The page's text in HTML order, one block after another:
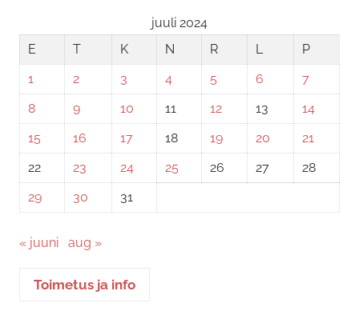
juuli 2024
E
T K N R L
P
1
2 3 4 5 6
7
8
9 10 11 12 13
14
15
16 17 18 19 20
21
22
23 24 25 26 27
28
29
30 31
« juuni aug »
Toimetus ja info